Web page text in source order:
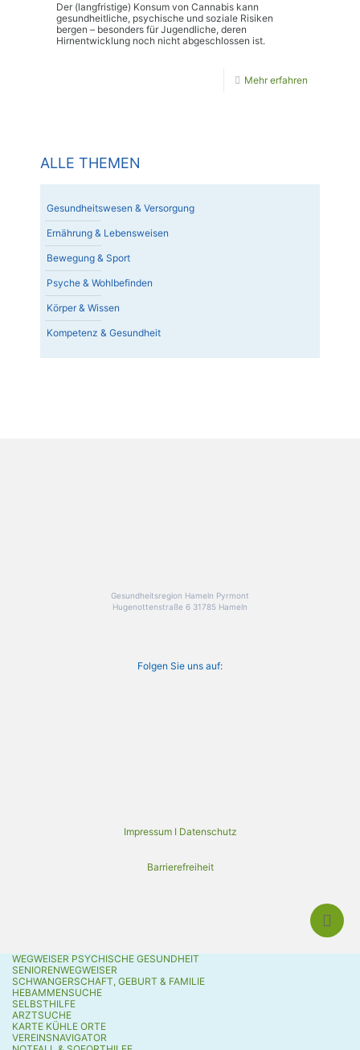
Der (langfristige) Konsum von Cannabis kann
gesundheitliche, psychische und soziale Risiken
bergen – besonders für Jugendliche, deren
Hirnentwicklung noch nicht abgeschlossen ist.
Mehr erfahren
ALLE THEMEN
Gesundheitswesen & Versorgung
Ernährung & Lebensweisen
Bewegung & Sport
Psyche & Wohlbefinden
Körper & Wissen
Kompetenz & Gesundheit
Gesundheitsregion Hameln Pyrmont
Hugenottenstraße 6 31785 Hameln
Folgen Sie uns auf:
Impressum I Datenschutz
Barrierefreiheit
WEGWEISER PSYCHISCHE GESUNDHEIT
SENIORENWEGWEISER
SCHWANGERSCHAFT, GEBURT & FAMILIE
HEBAMMENSUCHE
SELBSTHILFE
ARZTSUCHE
KARTE KÜHLE ORTE
VEREINSNAVIGATOR